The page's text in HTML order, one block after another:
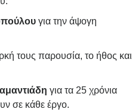
για την άψογη
τους παρουσία, το ήθος και
για τα 25 χρόνια
σε κάθε έργο.